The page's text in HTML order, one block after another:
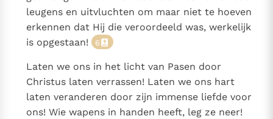
leugens en uitvluchten om maar niet te hoeven
erkennen dat Hij die veroordeeld was, werkelijk
is opgestaan!
6
Laten we ons in het licht van Pasen door
Christus laten verrassen! Laten we ons hart
laten veranderen door zijn immense liefde voor
ons! Wie wapens in handen heeft, leg ze neer!